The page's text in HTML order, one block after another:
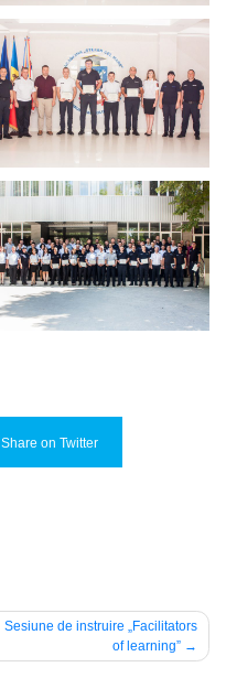
Share on Twitter
Sesiune de instruire „Facilitators
of learning”